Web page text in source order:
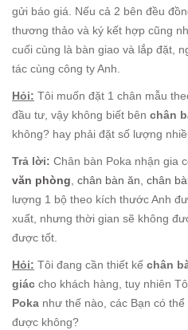
gửi báo giá. Nếu cả 2 bên đều
thương thảo và ký kết hợp cũng
cuối cùng là bàn giao và lắp đặt,
tác cùng công ty Anh.
Hỏi: Tôi muốn đặt 1 chân mẫu
đầu tư, vậy không biết bên chân
không? hay phải đặt số lượng
Trả lời: Chân bàn Poka nhận gia
văn phòng chân bàn ăn chân
lượng 1 bộ theo kích thước Anh
xuất, nhưng thời gian sẽ không
được tốt.
Hỏi: Tôi đang cần thiết kế chân
giác cho khách hàng, tuy nhiên
Poka như thế nào, các Bạn có
được không?